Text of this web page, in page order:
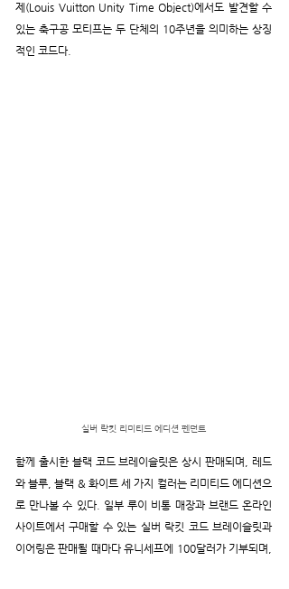
제(Louis Vuitton Unity Time Object)에서도 발견할 수
있는 축구공 모티프는 두 단체의 10주년을 의미하는 상징
적인 코드다.
실버 락킷 리미티드 에디션 펜던트
함께 출시한 블랙 코드 브레이슬릿은 상시 판매되며, 레드
와 블루, 블랙 & 화이트 세 가지 컬러는 리미티드 에디션으
로 만나볼 수 있다. 일부 루이 비통 매장과 브랜드 온라인
사이트에서 구매할 수 있는 실버 락킷 코드 브레이슬릿과
이어링은 판매될 때마다 유니세프에 100달러가 기부되며,